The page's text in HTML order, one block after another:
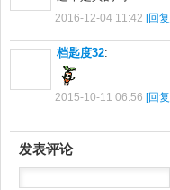
2016-12-04 11:42 [回
档匙度32:
2015-10-11 06:56 [回
发表评论